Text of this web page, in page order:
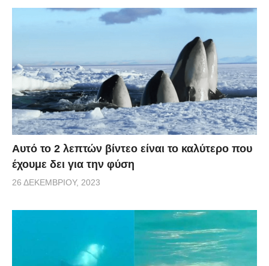
Αυτό το 2 λεπτών βίντεο είναι το καλύτερο που
έχουμε δει για την φύση
26 ΔΕΚΕΜΒΡΊΟΥ, 2023